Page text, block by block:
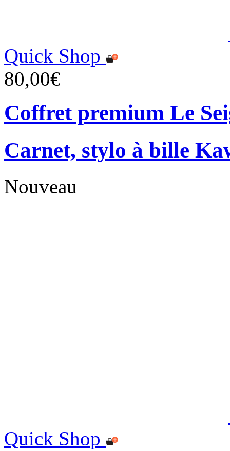
Quick Shop
80,00€
Coffret premium Le
Carnet, stylo à bille
Nouveau
Quick Shop